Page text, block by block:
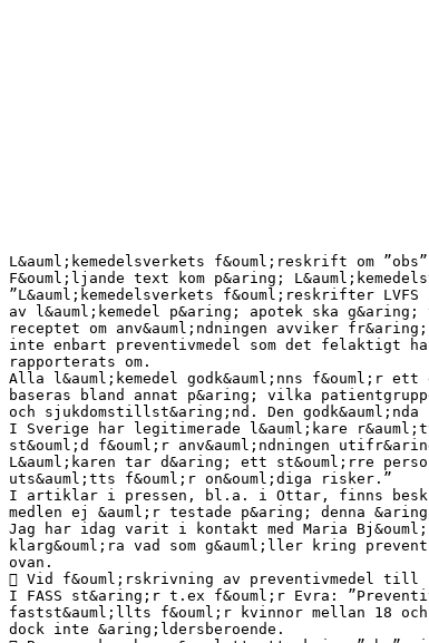
L&auml;kemedelsverkets f&ouml;reskrift om
F&ouml;ljande text kom p&aring;
”L&auml;kemedelsverkets f&ouml;reskrifter
av l&auml;kemedel p&aring; apotek ska
receptet om anv&auml;ndningen avviker
inte enbart preventivmedel som det felaktigt
rapporterats om.
Alla l&auml;kemedel godk&auml;nns f&ouml;r
baseras bland annat p&aring; vilka
och sjukdomstillst&aring;nd. Den
I Sverige har legitimerade l&auml;kare
st&ouml;d f&ouml;r anv&auml;ndningen
L&auml;karen tar d&aring; ett st&ouml;rre
uts&auml;tts f&ouml;r on&ouml;diga risker.”
I artiklar i pressen, bl.a. i Ottar, finns
medlen ej &auml;r testade p&aring; denna
Jag har idag varit i kontakt med Maria
klarg&ouml;ra vad som g&auml;ller kring
ovan.
 Vid f&ouml;rskrivning av preventivmedel till
I FASS st&aring;r t.ex f&ouml;r Evra:
fastst&auml;llts f&ouml;r kvinnor mellan 18
dock inte &aring;ldersberoende.